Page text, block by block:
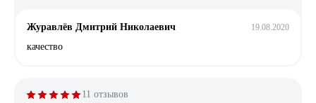
Журавлёв Дмитрий Николаевич 19.08.2020
качество
11 отзывов